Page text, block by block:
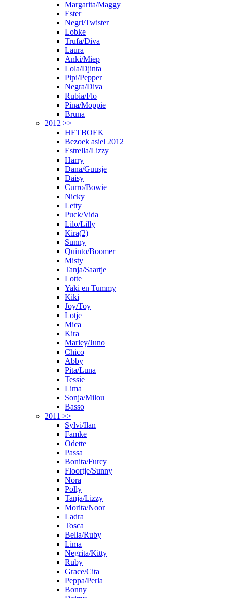
Margarita/Maggy
Ester
Negri/Twister
Lobke
Trufa/Diva
Laura
Anki/Miep
Lola/Djinta
Pipi/Pepper
Negra/Diva
Rubia/Flo
Pina/Moppie
Bruna
2012 >>
HETBOEK
Bezoek asiel 2012
Estrella/Lizzy
Harry
Dana/Guusje
Daisy
Curro/Bowie
Nicky
Letty
Puck/Vida
Lilo/Lilly
Kira(2)
Sunny
Quinto/Boomer
Misty
Tanja/Saartje
Lotte
Yaki en Tummy
Kiki
Joy/Toy
Lotje
Mica
Kira
Marley/Juno
Chico
Abby
Pita/Luna
Tessie
Lima
Sonja/Milou
Basso
2011 >>
Sylvi/Ilan
Famke
Odette
Passa
Bonita/Furcy
Floortje/Sunny
Nora
Polly
Tanja/Lizzy
Morita/Noor
Ladra
Tosca
Bella/Ruby
Lima
Negrita/Kitty
Ruby
Grace/Cita
Peppa/Perla
Bonny